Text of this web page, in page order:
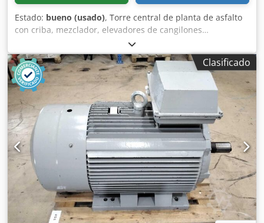
Estado: bueno (usado), Torre central de planta de asfalto
con criba, mezclador, elevadores de cangilones…
Capacidad: 160 toneladas/hora Dkedpfoy Hf Dujx Ac Usr
Clasificado